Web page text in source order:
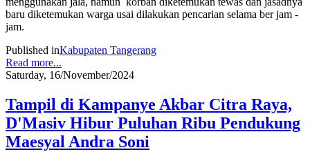
baru diketemukan warga usai dilakukan pencarian selama ber jam -
jam.
Published inKabupaten Tangerang
Read more...
Saturday, 16/November/2024
Tampil di Kampanye Akbar Citra Raya,
D'Masiv Hibur Puluhan Ribu Pendukung
Maesyal Andra Soni